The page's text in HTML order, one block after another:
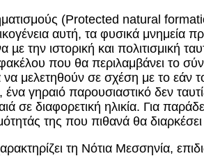
(Protected natural
αυτή, τα φυσικά μνημεία
µε την ιστορική και πολιτισμική
που θα περιλαμβάνει το
μελετηθούν σε σχέση με το εάν
γηραιό παρουσιαστικό δεν
διαφορετική ηλικία. Για
της που πιθανά θα διαρκέσει
τη Νότια Μεσσηνία,